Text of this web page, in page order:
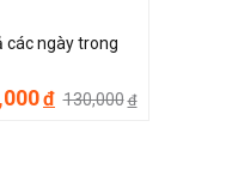
các ngày trong
đ 130,000 đ